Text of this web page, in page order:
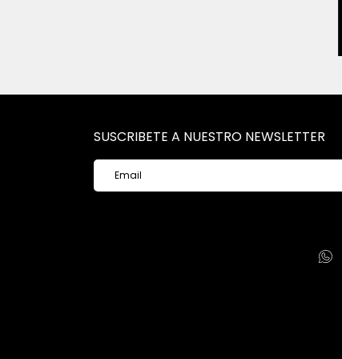
SUSCRIBETE A NUESTRO NEWSLETTER